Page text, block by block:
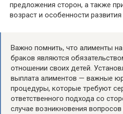
предложения сторон, а также
возраст и особенности развития
Важно помнить, что алименты
браков являются
отношении своих детей.
выплата алиментов — важные
процедуры, которые требуют
ответственного подхода со
случае возникновения